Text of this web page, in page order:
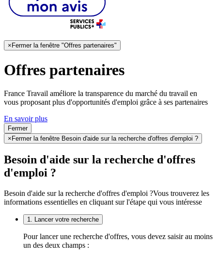
× Fermer la fenêtre "Offres partenaires"
Offres partenaires
France Travail améliore la transparence du marché du travail en
vous proposant plus d'opportunités d'emploi grâce à ses partenaires
En savoir plus
Fermer
× Fermer la fenêtre Besoin d'aide sur la recherche d'offres d'emploi ?
Besoin d'aide sur la recherche d'offres
d'emploi ?
Besoin d'aide sur la recherche d'offres d'emploi ?Vous trouverez les
informations essentielles en cliquant sur l'étape qui vous intéresse
1. Lancer votre recherche
Pour lancer une recherche d'offres, vous devez saisir au moins
un des deux champs :